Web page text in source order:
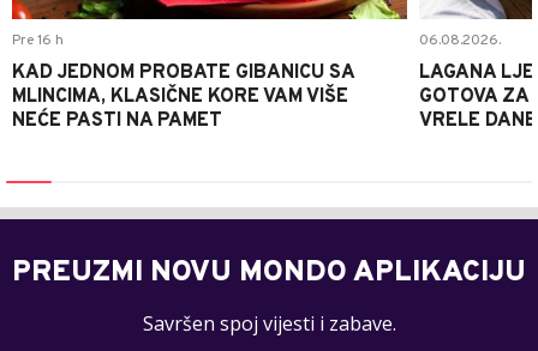
Pre 16 h
KAD JEDNOM PROBATE GIBANICU SA
MLINCIMA, KLASIČNE KORE VAM VIŠE
NEĆE PASTI NA PAMET
06.08.2026.
LAGANA
GOTOVA ZA
VRELE DANE
PREUZMI NOVU MONDO APLIKACIJU
Savršen spoj vijesti i zabave.